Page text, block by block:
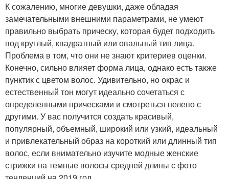
К сожалению, многие девушки, даже обладая
замечательными внешними параметрами, не умеют
правильно выбрать прическу, которая будет подходить
под круглый, квадратный или овальный тип лица.
Проблема в том, что они не знают критериев оценки.
Конечно, сильно влияет форма лица, однако есть также
пунктик с цветом волос. Удивительно, но окрас и
естественный тон могут идеально сочетаться с
определенными прическами и смотреться нелепо с
другими. У вас получится создать красивый,
популярный, объемный, широкий или узкий, идеальный
и привлекательный образ на короткий или длинный тип
волос, если внимательно изучите модные женские
стрижки на темные волосы средней длины с фото